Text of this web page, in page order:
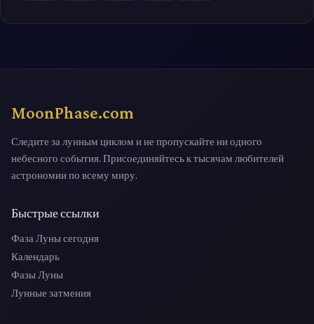
MoonPhase.com
Следите за лунным циклом и не пропускайте ни одного
небесного события. Присоединяйтесь к тысячам любителей
астрономии по всему миру.
Быстрые ссылки
Фаза Луны сегодня
Календарь
Фазы Луны
Лунные затмения